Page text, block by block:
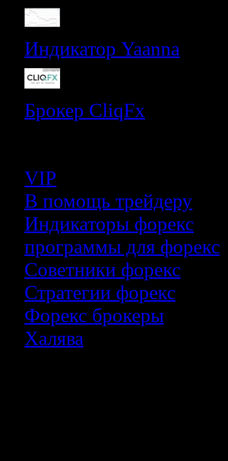
Индикатор Yaanna
Брокер CliqFx
VIP
В помощь трейдеру
Индикаторы форекс
программы для форекс
Советники форекс
Стратегии форекс
Форекс брокеры
Халява